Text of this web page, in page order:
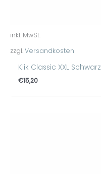
inkl. MwSt.
zzgl.Versandkosten
Klik Classic XXL Schwarz
€15,20